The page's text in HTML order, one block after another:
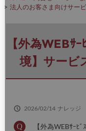
力
く
だ
さ
い
法人のお客さま向けサー
【外為WEBｻ
境】サービ
2026/02/14 ナレッジ
【外為WEBｻｰﾋ